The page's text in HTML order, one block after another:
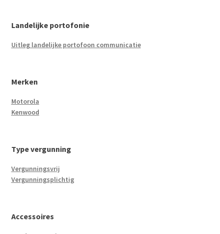
Landelijke portofonie
Uitleg landelijke portofoon communicatie
Merken
Motorola
Kenwood
Type vergunning
Vergunningsvrij
Vergunningsplichtig
Accessoires